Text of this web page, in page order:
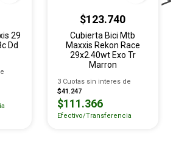
29
Dd
$123.740
Cubierta Bici Mtb
Maxxis Rekon Race
29x2.40wt Exo Tr
Marron
3 Cuotas sin interes de
$41.247
$111.366
Efectivo/Transferencia